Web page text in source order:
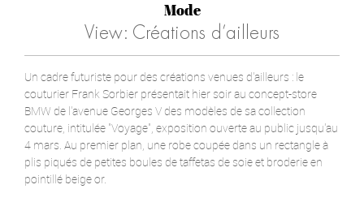
Mode
View: Créations d’ailleurs
Un cadre futuriste pour des créations venues d'ailleurs : le
couturier Frank Sorbier présentait hier soir au concept-store
BMW de l'avenue Georges V des modèles de sa collection
couture, intitulée "Voyage", exposition ouverte au public jusqu'au
4 mars. Au premier plan, une robe coupée dans un rectangle à
plis piqués de petites boules de taffetas de soie et broderie en
pointillé beige or.